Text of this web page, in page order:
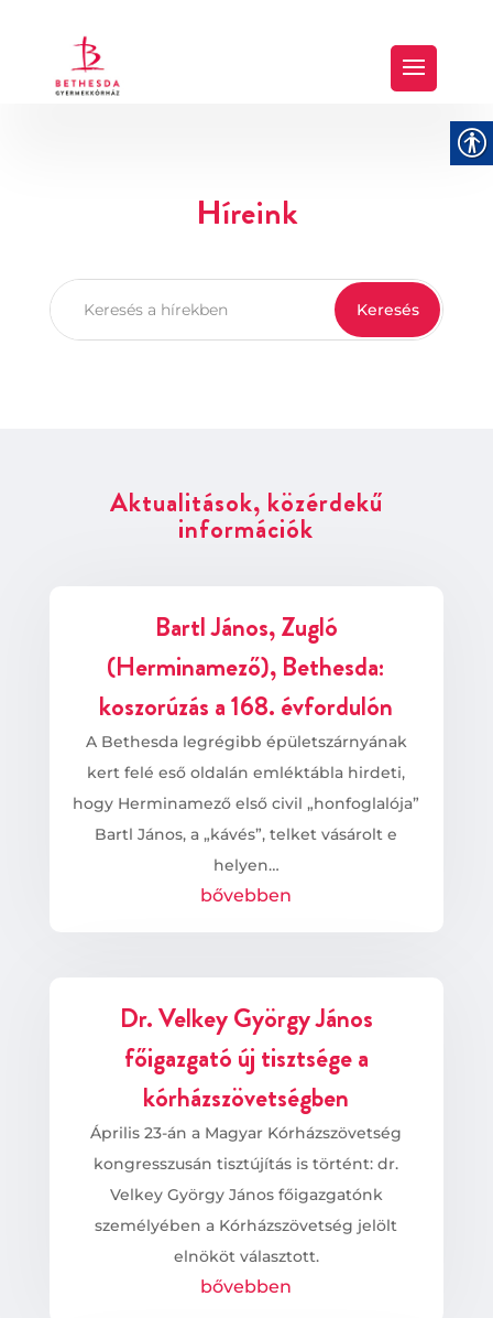
Híreink
Aktualitások, közérdekű
információk
Bartl János, Zugló
(Herminamező), Bethesda:
koszorúzás a 168. évfordulón
A Bethesda legrégibb épületszárnyának
kert felé eső oldalán emléktábla hirdeti,
hogy Herminamező első civil „honfoglalója”
Bartl János, a „kávés”, telket vásárolt e
helyen…
bővebben
Dr. Velkey György János
főigazgató új tisztsége a
kórházszövetségben
Április 23-án a Magyar Kórházszövetség
kongresszusán tisztújítás is történt: dr.
Velkey György János főigazgatónk
személyében a Kórházszövetség jelölt
elnököt választott.
bővebben